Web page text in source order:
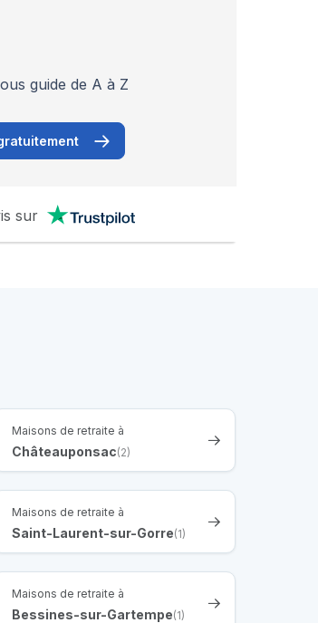
guide de A à Z
sur
Maisons de retraite à
Châteauponsac(2)
Maisons de retraite à
Saint-Laurent-sur-Gorre(1)
Maisons de retraite à
Bessines-sur-Gartempe(1)